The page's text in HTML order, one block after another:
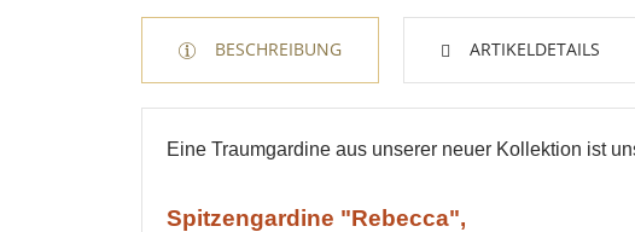
BESCHREIBUNG ARTIKELDETAILS
Eine Traumgardine aus unserer neuer Kollektion ist
Spitzengardine "Rebecca",